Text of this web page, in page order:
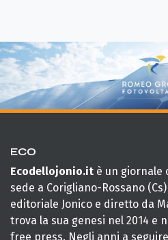
ECO
Ecodellojonio.it è un giornale
sede a Corigliano-Rossano
editoriale Jonico e diretto da
trova la sua genesi nel 2014 e
free press. Negli anni a